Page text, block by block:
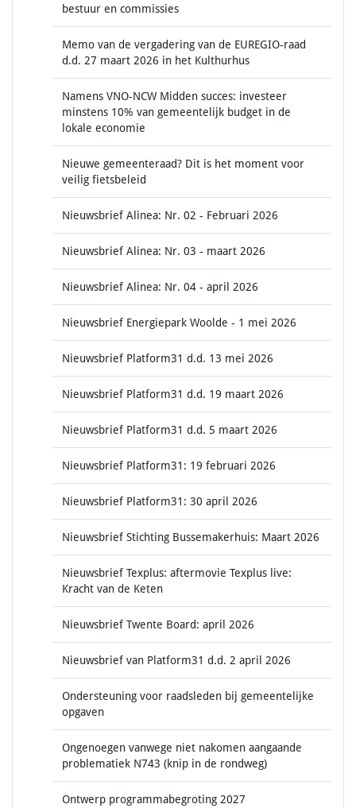
bestuur en commissies
Memo van de vergadering van de EUREGIO-raad
d.d. 27 maart 2026 in het Kulthurhus
Namens VNO-NCW Midden succes: investeer
minstens 10% van gemeentelijk budget in de
lokale economie
Nieuwe gemeenteraad? Dit is het moment voor
veilig fietsbeleid
Nieuwsbrief Alinea: Nr. 02 - Februari 2026
Nieuwsbrief Alinea: Nr. 03 - maart 2026
Nieuwsbrief Alinea: Nr. 04 - april 2026
Nieuwsbrief Energiepark Woolde - 1 mei 2026
Nieuwsbrief Platform31 d.d. 13 mei 2026
Nieuwsbrief Platform31 d.d. 19 maart 2026
Nieuwsbrief Platform31 d.d. 5 maart 2026
Nieuwsbrief Platform31: 19 februari 2026
Nieuwsbrief Platform31: 30 april 2026
Nieuwsbrief Stichting Bussemakerhuis: Maart 2026
Nieuwsbrief Texplus: aftermovie Texplus live:
Kracht van de Keten
Nieuwsbrief Twente Board: april 2026
Nieuwsbrief van Platform31 d.d. 2 april 2026
Ondersteuning voor raadsleden bij gemeentelijke
opgaven
Ongenoegen vanwege niet nakomen aangaande
problematiek N743 (knip in de rondweg)
Ontwerp programmabegroting 2027